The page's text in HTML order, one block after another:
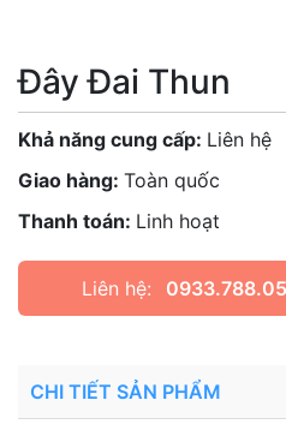
Đây Đai Thun
Khả năng cung cấp: Liên hệ
Giao hàng: Toàn quốc
Thanh toán: Linh hoạt
Liên hệ:
CHI TIẾT SẢN PHẨM